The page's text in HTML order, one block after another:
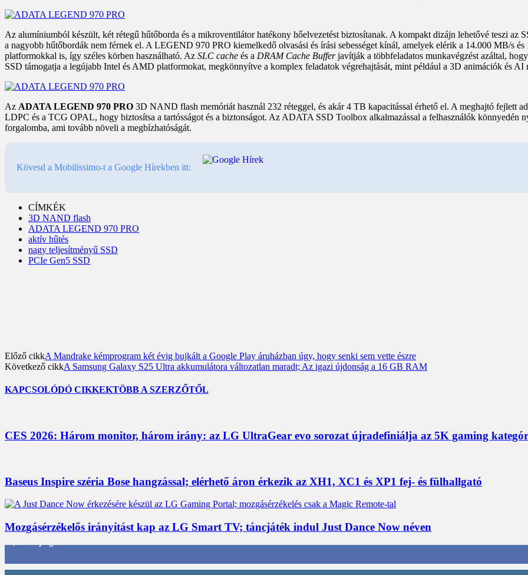
Az alumíniumból készült, két rétegű hűtőborda és a mikroventilátor hatékony hőelvezetést biztosítanak. A kompakt dizájn lehetővé teszi az
a nagyobb hűtőbordák nem férnek el. A LEGEND 970 PRO kiemelkedő olvasási és írási sebességet kínál, amelyek elérik a 14.000 MB/s
platformokkal is, így széles körben használható. Az SLC cache és a DRAM Cache Bufferjavítják a többfeladatos munkavégzést azáltal,
SSD támogatja a legújabb Intel és AMD platformokat, megkönnyítve a komplex feladatok végrehajtását, mint például a 3D animációk és AI
Az ADATA LEGEND 970 PRO 3D NAND flash memóriát használ 232 réteggel, és akár 4 TB kapacitással érhető el. A meghajtó fejlett
LDPC és a TCG OPAL, hogy biztosítsa a tartósságot és a biztonságot. Az ADATA SSD Toolbox alkalmazással a felhasználók könnyedén
forgalomba, ami tovább növeli a megbízhatóságát.
Kövesd a Mobilissimo-t a Google Hírekben itt:
CÍMKÉK
3D NAND flash
ADATA LEGEND 970 PRO
aktív hűtés
nagy teljesítményű SSD
PCIe Gen5 SSD
Előző cikkA Mandrake kémprogram két évig bujkált a Google Play áruházban úgy, hogy senki sem vette észre
Következő cikkA Samsung Galaxy S25 Ultra akkumulátora változatlan maradt; Az igazi újdonság a 16 GB RAM
KAPCSOLÓDÓ CIKKEKTÖBB A SZERZŐTŐL
CES 2026: Három monitor, három irány: az LG UltraGear evo sorozat újradefiniálja az 5K gaming
Baseus Inspire széria Bose hangzással; elérhető áron érkezik az XH1, XC1 és XP1 fej- és fülhallgató
Mozgásérzékelős irányítást kap az LG Smart TV; táncjáték indul Just Dance Now néven
412 Követő